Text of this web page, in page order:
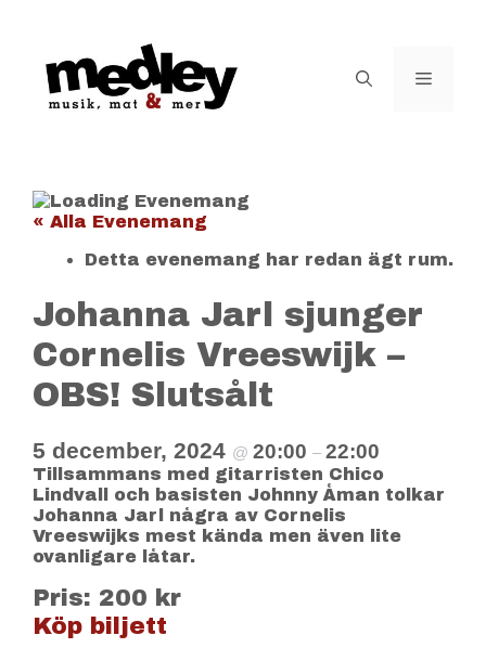
Meny
« Alla Evenemang
Detta evenemang har redan ägt rum.
Johanna Jarl sjunger
Cornelis Vreeswijk –
OBS! Slutsålt
5 december, 2024 @ 20:00 – 22:00
Tillsammans med gitarristen Chico
Lindvall och basisten Johnny Åman tolkar
Johanna Jarl några av Cornelis
Vreeswijks mest kända men även lite
ovanligare låtar.
Pris: 200 kr
Köp biljett